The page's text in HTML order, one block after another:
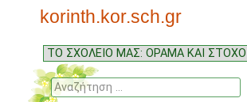
korinth.kor.sch.gr
Μενού
Μετάβαση
σε
περιεχόμενο
Αναζήτηση